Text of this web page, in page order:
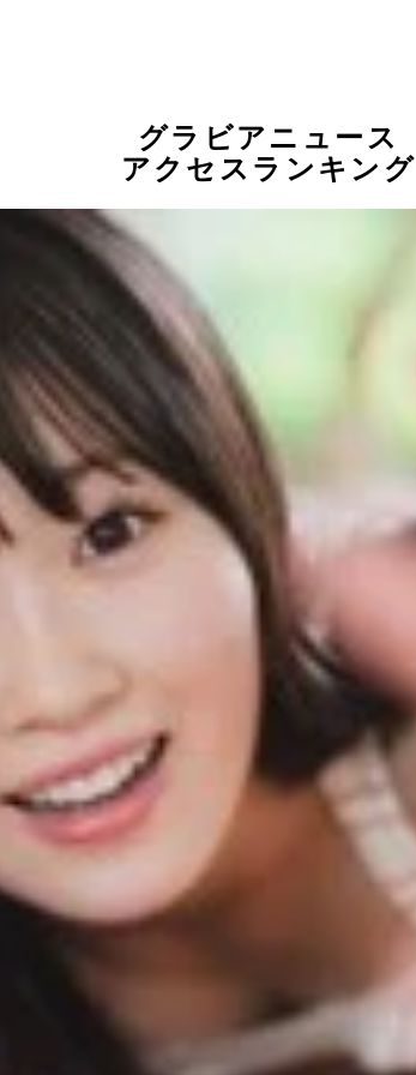
グラビアニュース
アクセスランキング